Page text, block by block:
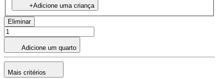
+Adicione uma criança
Eliminar
Adicione um quarto
Mais critérios